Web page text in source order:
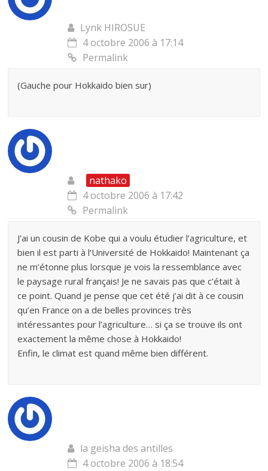
Lynk HIROSUE
4 octobre 2006 à 17:14
Permalink
(Gauche pour Hokkaido bien sur)
nathako
4 octobre 2006 à 17:42
Permalink
J’ai un cousin de Kobe qui a voulu étudier l’agriculture, et
bien il est parti à l’Université de Hokkaido! Maintenant ça
ne m’étonne plus lorsque je vois la ressemblance avec
le paysage rural français! Je ne savais pas que c’était à
ce point. Quand je pense que cet été j’ai dit à ce cousin
qu’en France on a de belles provinces très
intéressantes pour l’agriculture… si ça se trouve ils ont
exactement la même chose à Hokkaido!
Enfin, le climat est quand même bien différent.
la geisha des antilles
4 octobre 2006 à 18:54